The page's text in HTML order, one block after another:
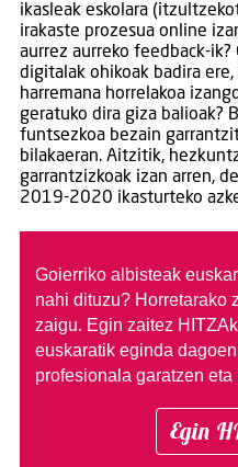
ikasleak eskolara
irakaste prozesua online
aurrez aurreko feedback-
digitalak ohikoak badira
harremana horrelakoa
geratuko dira giza balioak?
funtsezkoa bezain
bilakaeran. Aitzitik,
garrantzizkoak izan arren,
2019-2020 ikasturteko
Goierriko albisteak
nahi dituzu? Horretarako
zaigu. Egin zaitez
euskaratik eginda
profesionala garatzen
Egin